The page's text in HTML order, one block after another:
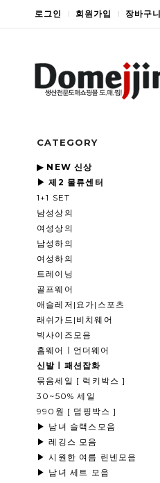
로그인 회원가입 장바구니
CATEGORY
▶ NEW 신상
▶ 제2 물류센터
1+1 SET
남성상의
여성상의
남성하의
여성하의
트레이닝
골프웨어
애슬레저|요가|스포츠
래쉬가드|비치웨어
빅사이즈모음
홈웨어ㅣ언더웨어
신발ㅣ패션잡화
묶음세일 [ 럭키박스 ]
30~50% 세일
990원 [ 덤핑박스 ]
▶ 남녀 슬랙스모음
▶ 레깅스 모음
▶ 시원한 여름 린넨모음
▶ 남녀 세트 모음